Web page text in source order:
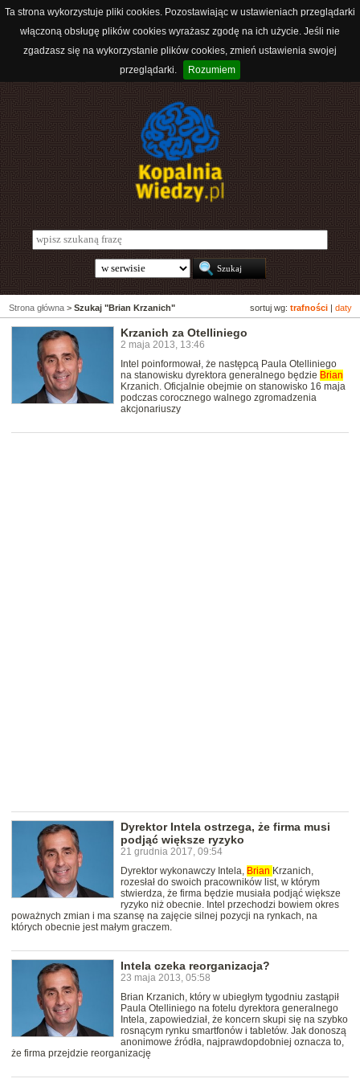
Ta strona wykorzystuje pliki cookies. Pozostawiając w ustawieniach przeglądarki
włączoną obsługę plików cookies wyrażasz zgodę na ich użycie. Jeśli nie
zgadzasz się na wykorzystanie plików cookies, zmień ustawienia swojej
przeglądarki.
Rozumiem
sortuj wg: trafności daty
Strona główna > Szukaj "Brian Krzanich"
Krzanich za Otelliniego
2 maja 2013, 13:46
Intel poinformował, że następcą Paula Otelliniego
na stanowisku dyrektora generalnego będzie Brian
Krzanich. Oficjalnie obejmie on stanowisko 16 maja
podczas corocznego walnego zgromadzenia
akcjonariuszy
Dyrektor Intela ostrzega, że firma musi
podjąć większe ryzyko
21 grudnia 2017, 09:54
Dyrektor wykonawczy Intela, Brian Krzanich,
rozesłał do swoich pracowników list, w którym
stwierdza, że firma będzie musiała podjąć większe
ryzyko niż obecnie. Intel przechodzi bowiem okres
poważnych zmian i ma szansę na zajęcie silnej pozycji na rynkach, na
których obecnie jest małym graczem.
Intela czeka reorganizacja?
23 maja 2013, 05:58
Brian Krzanich, który w ubiegłym tygodniu zastąpił
Paula Otelliniego na fotelu dyrektora generalnego
Intela, zapowiedział, że koncern skupi się na szybko
rosnącym rynku smartfonów i tabletów. Jak donoszą
anonimowe źródła, najprawdopdobniej oznacza to,
że firma przejdzie reorganizację